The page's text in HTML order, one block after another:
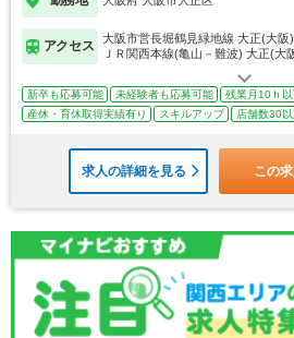
アクセス
大阪市営長堀鶴見緑地線 大正(大阪
ＪＲ関西本線(亀山－難波) 大正(
新卒も応募可能 未経験者も応募可能 残業月10ｈ
産休・育休取得実績有り
スキルアップ 店舗数30以
求人の詳細を見る この